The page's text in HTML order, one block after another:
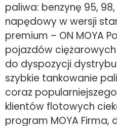
paliwa: benzynę 95, 98,
napędowy w wersji
premium – ON MOYA
pojazdów
do dyspozycji
szybkie tankowanie
coraz popularniejszego
klientów flotowych
program MOYA Firma,